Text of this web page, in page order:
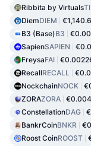
Ribbita by Virtuals
DiemDIEM
B3 (Base)B3
SapienSAPIEN
FreysaFAI
RecallRECALL
NockchainNOCK
ZORAZORA
ConstellationDAG
BankrCoinBNKR
Roost CoinROOST